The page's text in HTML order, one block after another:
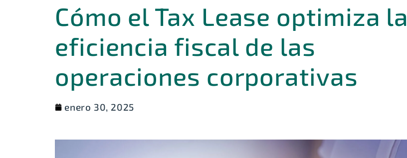
Cómo el Tax Lease optimiza la
eficiencia fiscal de las
operaciones corporativas
enero 30, 2025